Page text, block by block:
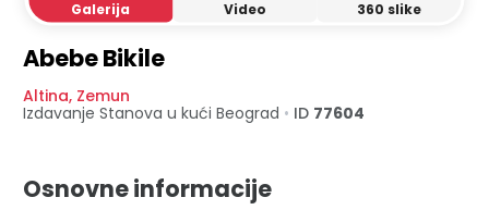
Galerija Video 360 slike
Abebe Bikile
Altina, Zemun
Izdavanje Stanova u kući Beograd • ID 77604
Osnovne informacije